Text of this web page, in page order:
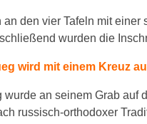
den vier Tafeln mit
wurden die
wird mit einem Kreuz
an seinem Grab
russisch-orthodoxer